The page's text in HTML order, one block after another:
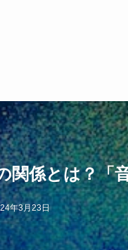
関係とは？「
年3月23日